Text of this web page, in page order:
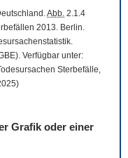
Abb. 2.1.4
2013. Berlin.
Verfügbar unter:
Sterbefälle,
Grafik oder einer